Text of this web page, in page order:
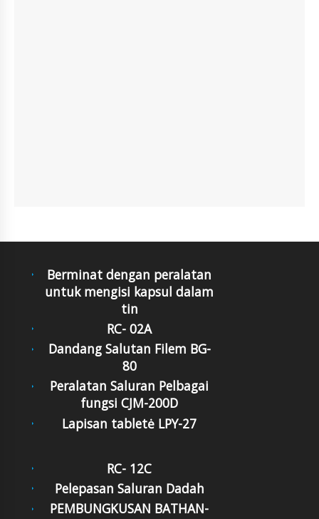
Berminat dengan peralatan
untuk mengisi kapsul dalam
tin
RC- 02A
Dandang Salutan Filem BG-
80
Peralatan Saluran Pelbagai
fungsi CJM-200D
Lapisan tabletė LPY-27
RC- 12C
Pelepasan Saluran Dadah
PEMBUNGKUSAN BATHAN-